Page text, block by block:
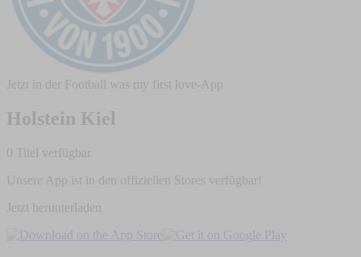
Jetzt in der Football was my first love-App
Holstein Kiel
0 Titel verfügbar
Unsere App ist in den offiziellen Stores verfügbar!
Jetzt herunterladen